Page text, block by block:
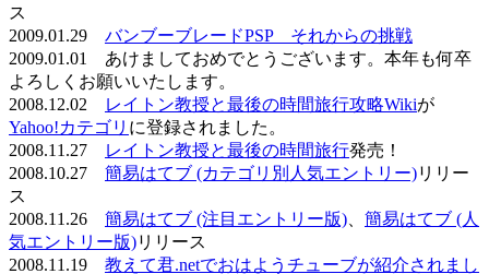
ス
2009.01.29 バンブーブレードPSP それからの挑戦
2009.01.01 あけましておめでとうございます。本年も何卒
よろしくお願いいたします。
2008.12.02
レイトン教授と最後の時間旅行攻略Wikiが
Yahoo!カテゴリ に登録されました。
2008.11.27
レイトン教授と最後の時間旅行発売！
2008.10.27 簡易はてブ (カテゴリ別人気エントリー)リリー
ス
2008.11.26 簡易はてブ (注目エントリー版)
簡易はてブ (人
気エントリー版)リリース
2008.11.19 教えて君.netでおはようチューブが紹介されまし